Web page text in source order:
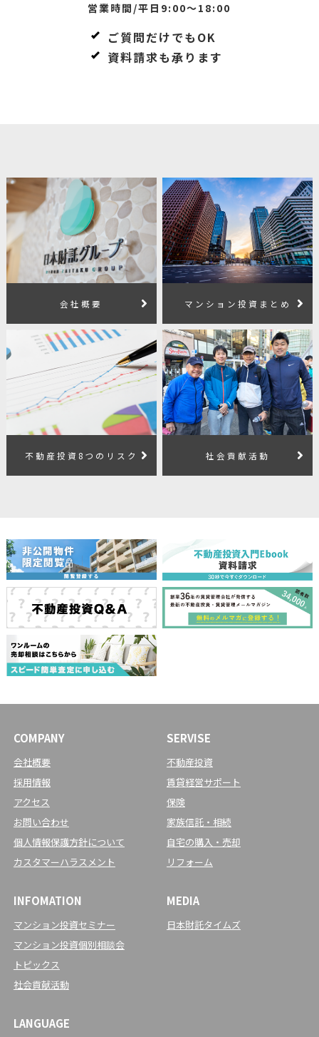
営業時間/平日9:00～18:00
ご質問だけでもOK
資料請求も承ります
会社概要 マンション投資まとめ
不動産投資8つのリスク 社会貢献活動
COMPANY
会社概要
採用情報
アクセス
お問い合わせ
個人情報保護方針について
カスタマーハラスメント
SERVISE
不動産投資
賃貸経営サポート
保険
家族信託・相続
自宅の購入・売却
リフォーム
INFOMATION
マンション投資セミナー
マンション投資個別相談会
トピックス
社会貢献活動
MEDIA
日本財託タイムズ
LANGUAGE